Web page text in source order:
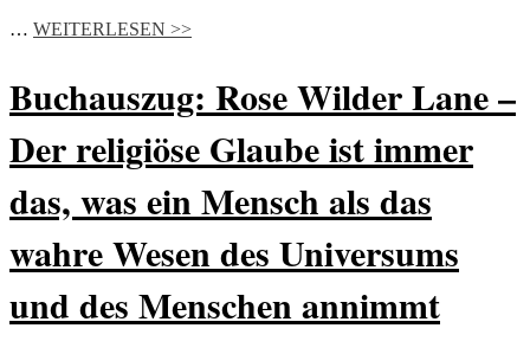
… WEITERLESEN >>
Buchauszug: Rose Wilder Lane –
Der religiöse Glaube ist immer
das, was ein Mensch als das
wahre Wesen des Universums
und des Menschen annimmt